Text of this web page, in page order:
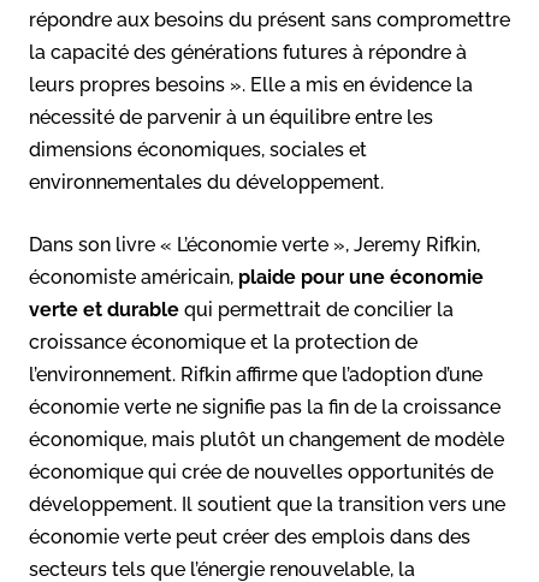
répondre aux besoins du présent sans compromettre
la capacité des générations futures à répondre à
leurs propres besoins ». Elle a mis en évidence la
nécessité de parvenir à un équilibre entre les
dimensions économiques, sociales et
environnementales du développement.
Dans son livre « L’économie verte », Jeremy Rifkin,
économiste américain, plaide pour une économie
verte et durable qui permettrait de concilier la
croissance économique et la protection de
l’environnement. Rifkin affirme que l’adoption d’une
économie verte ne signifie pas la fin de la croissance
économique, mais plutôt un changement de modèle
économique qui crée de nouvelles opportunités de
développement. Il soutient que la transition vers une
économie verte peut créer des emplois dans des
secteurs tels que l’énergie renouvelable, la